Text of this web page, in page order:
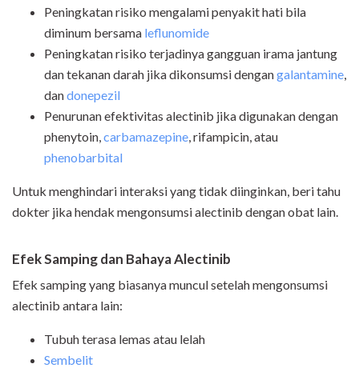
Peningkatan risiko mengalami penyakit hati bila
diminum bersama leflunomide
Peningkatan risiko terjadinya gangguan irama jantung
dan tekanan darah jika dikonsumsi dengangalantamine,
dandonepezil
Penurunan efektivitas alectinib jika digunakan dengan
phenytoin,carbamazepine, rifampicin, atau
phenobarbital
Untuk menghindari interaksi yang tidak diinginkan, beri tahu
dokter jika hendak mengonsumsi alectinib dengan obat lain.
Efek Samping dan Bahaya Alectinib
Efek samping yang biasanya muncul setelah mengonsumsi
alectinib antara lain:
Tubuh terasa lemas atau lelah
Sembelit